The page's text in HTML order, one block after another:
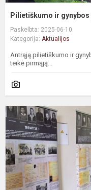
Pilietiškumo ir
Paskelbta: 2025-06-10
Kategorija: Aktualijos
Antrąją pilietiškumo ir
teikė pirmąją...